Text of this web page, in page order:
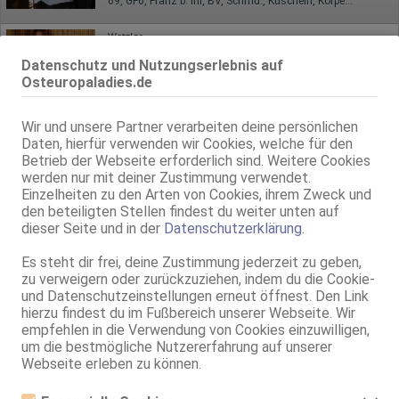
Datenschutz und Nutzungserlebnis auf
Osteuropaladies.de
Wir und unsere Partner verarbeiten deine persönlichen
Daten, hierfür verwenden wir Cookies, welche für den
Betrieb der Webseite erforderlich sind. Weitere Cookies
werden nur mit deiner Zustimmung verwendet.
Einzelheiten zu den Arten von Cookies, ihrem Zweck und
den beteiligten Stellen findest du weiter unten auf
dieser Seite und in der Datenschutzerklärung
Es steht dir frei, deine Zustimmung jederzeit zu geben,
zu verweigern oder zurückzuziehen, indem du die Cookie-
und Datenschutzeinstellungen erneut öffnest. Den Link
hierzu findest du im Fußbereich unserer Webseite. Wir
empfehlen in die Verwendung von Cookies einzuwilligen,
um die bestmögliche Nutzererfahrung auf unserer
Webseite erleben zu können.
Wetzlar
Maya NEU in der Stadt
69, GF6, Franz b. Ihr, BV, Schmu., Kuscheln, Körperküs., EL
Kassel
Schwanenweg 7
Suzanne
28 Jahre, 75B, KF 34, 1.65m, total rasiert, osteuropäisch
ZK, AV, 69, GF6, DT, Franz b. Ihr, BV
LIVE tssandy
TS, 24 Jahre, D, mittel, 1,60m - 1,70m, 66-70kg, europäisch
Arabisch, Englisch
Kassel
Vanessa